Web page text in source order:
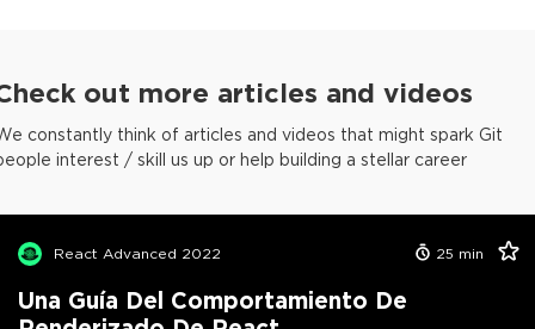
out more articles and videos
constantly think of articles and videos that might spark Git
interest / skill us up or help building a stellar career
React Advanced 2022 25 min
Una Guía Del Comportamiento De